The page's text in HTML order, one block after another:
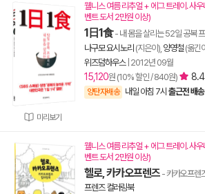
미리보기
웰니스 여름 리추얼 + 에그 트레이. 사우
벤트 도서 2만원 이상)
1日1食- 내 몸을 살리는 52일 공복
나구모 요시노리 (지은이), 양영철 (옮긴
위즈덤하우스| 2012년 09월
15,120원 (10% 할인 / 840원) 8.4
양탄자배송 내일 아침 7시 출근전 배송
웰니스 여름 리추얼 + 에그 트레이. 사우
벤트 도서 2만원 이상)
헬로, 카카오프렌즈 - 카카오프렌
프렌즈 컬러링북